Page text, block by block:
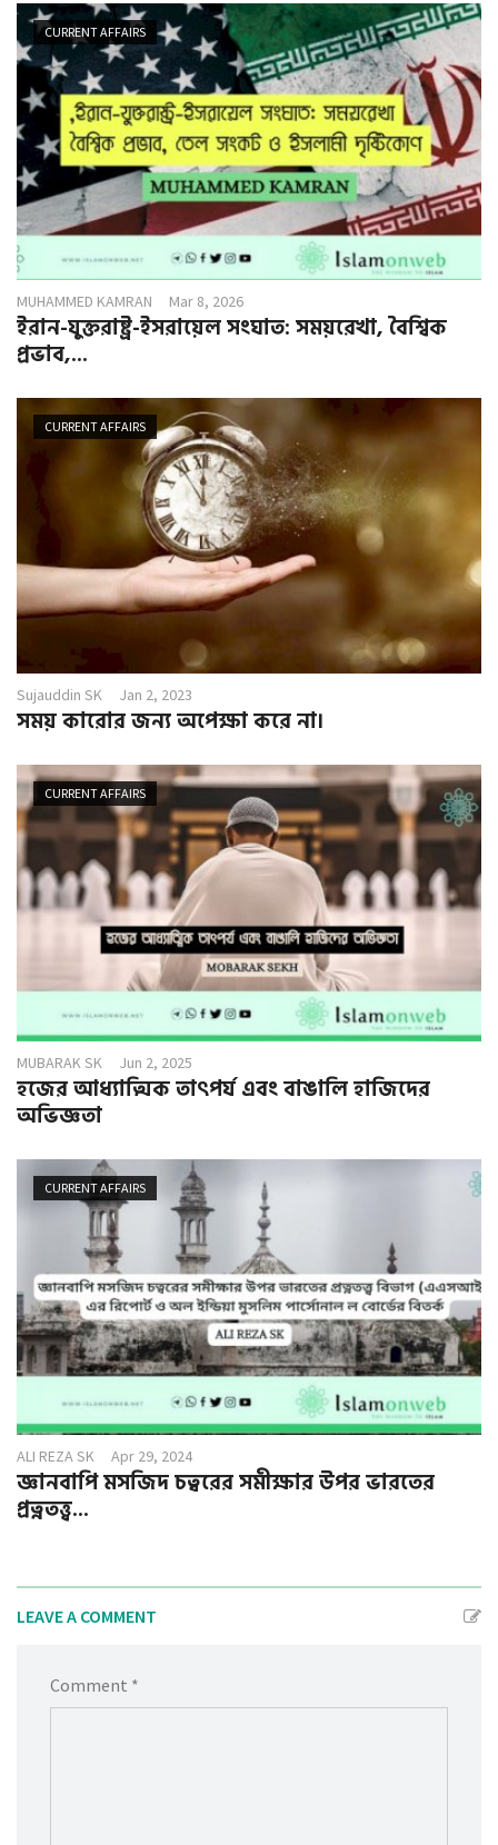
CURRENT AFFAIRS
MUHAMMED KAMRAN Mar 8, 2026
ইরান-যুক্তরাষ্ট্র-ইসরায়েল সংঘাত: সময়রেখা, বৈশ্বিক
প্রভাব,...
CURRENT AFFAIRS
Sujauddin SK Jan 2, 2023
সময় কারোর জন্য অপেক্ষা করে না।
CURRENT AFFAIRS
MUBARAK SK Jun 2, 2025
হজের আধ্যাত্মিক তাৎপর্য এবং বাঙালি হাজিদের
অভিজ্ঞতা
CURRENT AFFAIRS
ALI REZA SK Apr 29, 2024
জ্ঞানবাপি মসজিদ চত্বরের সমীক্ষার উপর ভারতের
প্রত্নতত্ত্ব...
LEAVE A COMMENT
Comment *